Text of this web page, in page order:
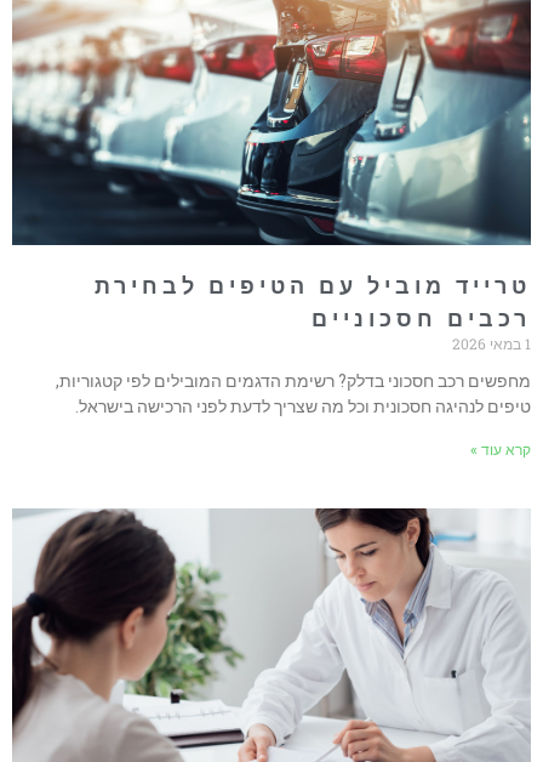
מוביל עם הטיפים לבחירת
חסכוניים
רכב חסכוני בדלק? רשימת הדגמים המובילים לפי קטגוריות,
לנהיגה חסכונית וכל מה שצריך לדעת לפני הרכישה בישראל.
עוד »